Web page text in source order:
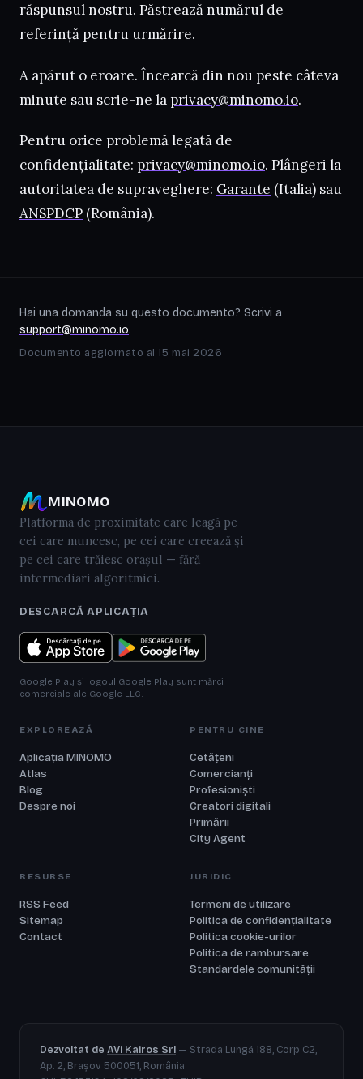
răspunsul nostru. Păstrează numărul de
referință pentru urmărire.
A apărut o eroare. Încearcă din nou peste câteva
minute sau scrie-ne la privacy@minomo.io.
Pentru orice problemă legată de
confidențialitate: privacy@minomo.io. Plângeri la
autoritatea de supraveghere: Garante (Italia) sau
ANSPDCP (România).
Hai una domanda su questo documento? Scrivi a
support@minomo.io.
Documento aggiornato al 15 mai 2026
MINOMO
Platforma de proximitate care leagă pe
cei care muncesc, pe cei care creează și
pe cei care trăiesc orașul — fără
intermediari algoritmici.
DESCARCĂ APLICAȚIA
Google Play și logoul Google Play sunt mărci
comerciale ale Google LLC.
EXPLOREAZĂ
Aplicația MINOMO
Atlas
Blog
Despre noi
PENTRU CINE
Cetățeni
Comercianți
Profesioniști
Creatori digitali
Primării
City Agent
RESURSE
RSS Feed
Sitemap
Contact
JURIDIC
Termeni de utilizare
Politica de confidențialitate
Politica cookie-urilor
Politica de rambursare
Standardele comunității
Dezvoltat de AVi Kairos Srl — Strada Lungă 188, Corp C2,
Ap. 2, Brașov 500051, România